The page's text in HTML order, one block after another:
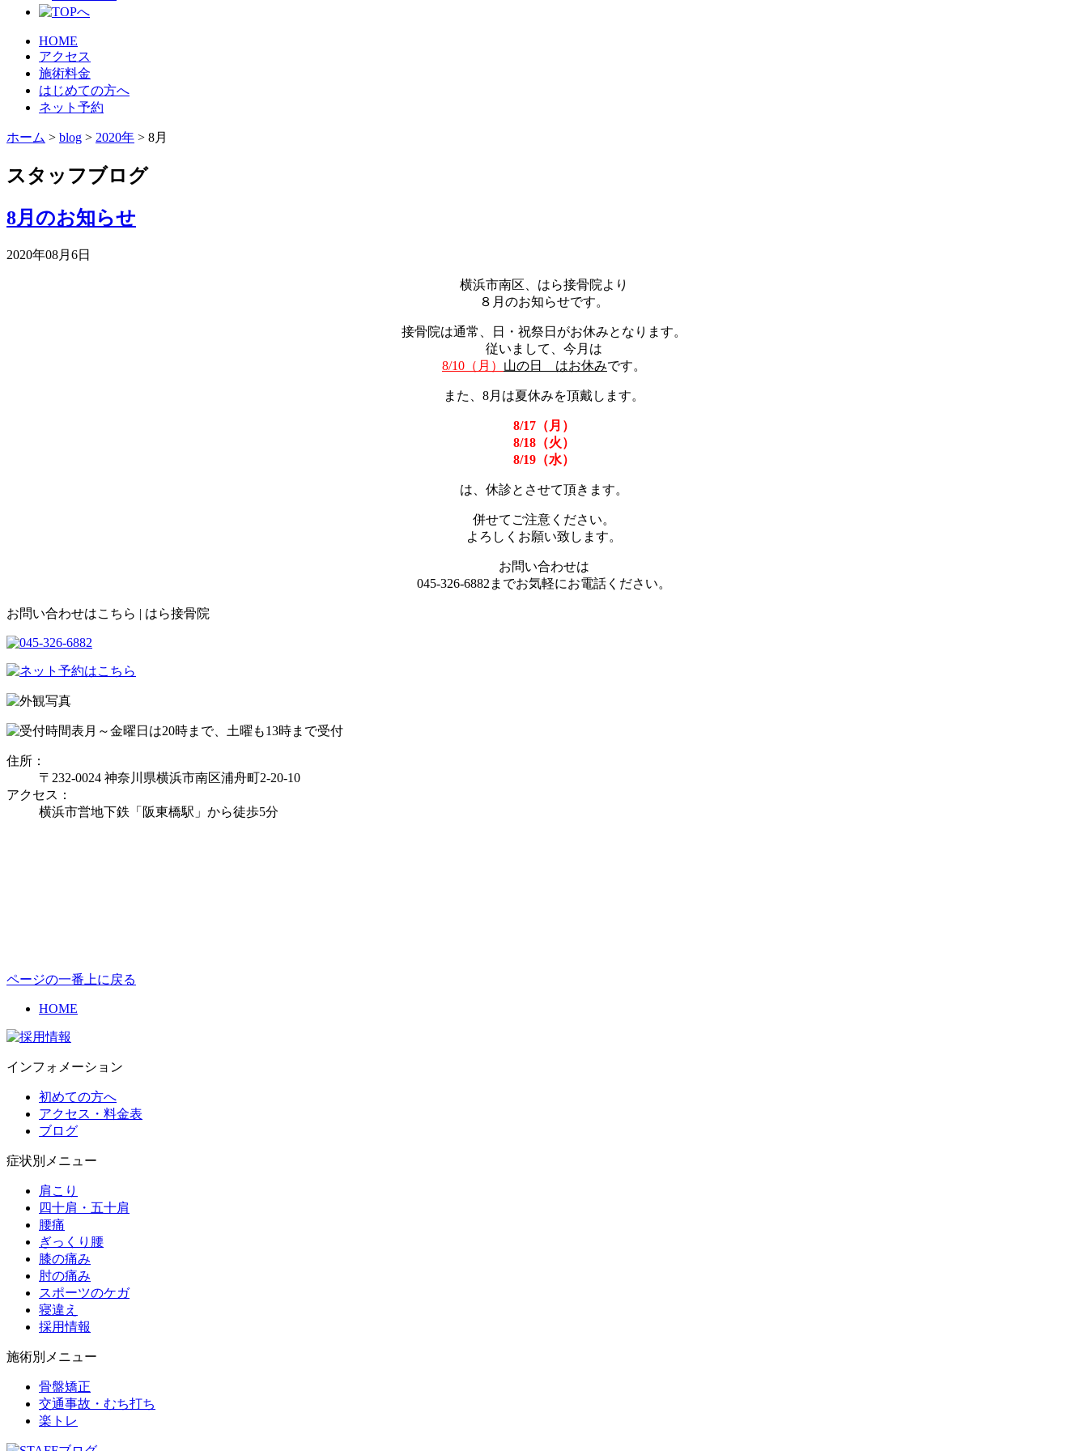
HOME
アクセス
施術料金
はじめての方へ
ネット予約
ホーム > blog > 2020年 > 8月
スタッフブログ
8月のお知らせ
2020年08月6日
横浜市南区、はら接骨院より
８月のお知らせです。
接骨院は通常、日・祝祭日がお休みとなります。
従いまして、今月は
8/10（月） 山の日 はお休みです。
また、8月は夏休みを頂戴します。
8/17（月）
8/18（火）
8/19（水）
は、休診とさせて頂きます。
併せてご注意ください。
よろしくお願い致します。
お問い合わせは
045-326-6882までお気軽にお電話ください。
お問い合わせはこちら | はら接骨院
月～金曜日は20時まで、土曜も13時まで受付
住所：
〒232-0024 神奈川県横浜市南区浦舟町2-20-10
アクセス：
横浜市営地下鉄「阪東橋駅」から徒歩5分
ページの一番上に戻る
HOME
インフォメーション
初めての方へ
アクセス・料金表
ブログ
症状別メニュー
肩こり
四十肩・五十肩
腰痛
ぎっくり腰
膝の痛み
肘の痛み
スポーツのケガ
寝違え
採用情報
施術別メニュー
骨盤矯正
交通事故・むち打ち
楽トレ